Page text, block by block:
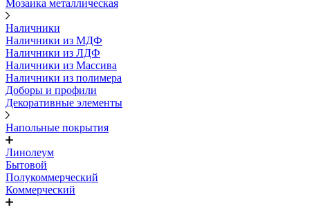
Мозаика металлическая
Наличники
Наличники из МДФ
Наличники из ЛДФ
Наличники из Массива
Наличники из полимера
Доборы и профили
Декоративные элементы
Напольные покрытия
Линолеум
Бытовой
Полукоммерческий
Коммерческий